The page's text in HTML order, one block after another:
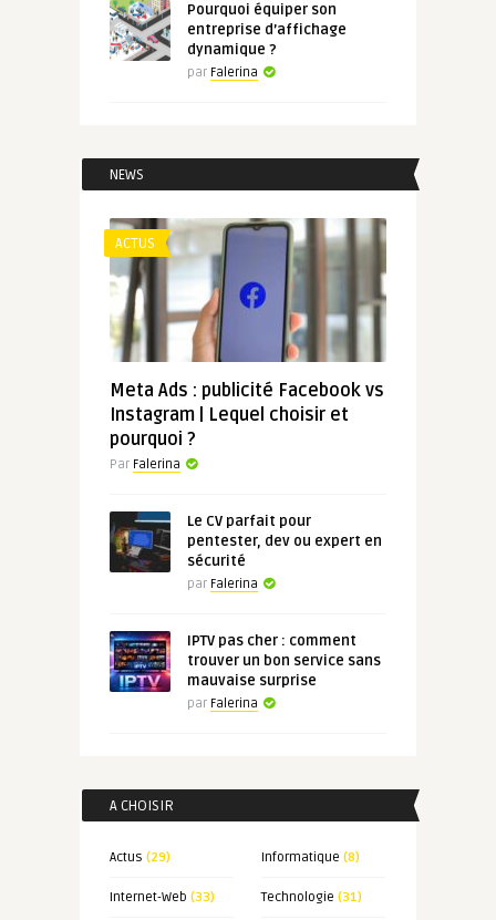
Pourquoi équiper son
entreprise d’affichage
dynamique ?
par Falerina
NEWS
ACTUS
Meta Ads : publicité Facebook vs
Instagram | Lequel choisir et
pourquoi ?
Par Falerina
Le CV parfait pour
pentester, dev ou expert en
sécurité
par Falerina
IPTV pas cher : comment
trouver un bon service sans
mauvaise surprise
par Falerina
A CHOISIR
Actus (29) Informatique (8)
Internet-Web (33) Technologie (31)